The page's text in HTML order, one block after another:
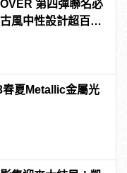
第四彈聯名必
風中性設計超百
春夏Metallic金屬光